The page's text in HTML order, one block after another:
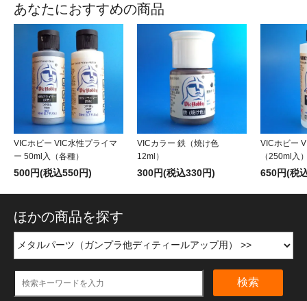
あなたにおすすめの商品
VICホビー VIC水性プライマ
ー 50ml入（各種）
500円(税込550円)
VICカラー 鉄（焼け色
12ml）
300円(税込330円)
VICホビー
（250ml入
650円(税
ほかの商品を探す
検索